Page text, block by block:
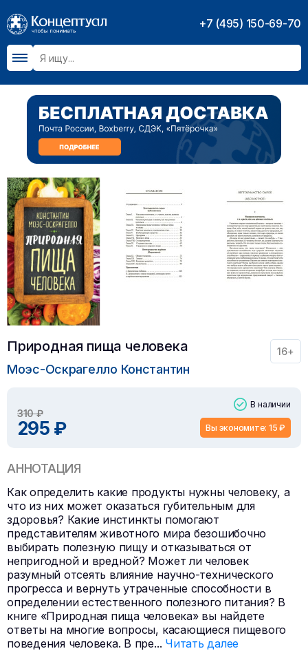
+7 (495) 150-69-70
Природная пища человека 16+
Моэс-Оскрагелло Константин
310 ₽
295 ₽
В наличии
Вы экономите: 15 ₽
АННОТАЦИЯ
Как определить какие продукты нужны человеку, а
что из них может оказаться губительным для
здоровья? Какие инстинкты помогают
представителям животного мира безошибочно
выбирать полезную пищу и отказываться от
непригодной и вредной? Может ли человек
разумный отсеять влияние научно-технического
прогресса и вернуть утраченные способности в
определении естественного полезного питания? В
книге «Природная пища человека» вы найдете
ответы на многие вопросы, касающиеся пищевого
поведения человека. В пре... Читать далее